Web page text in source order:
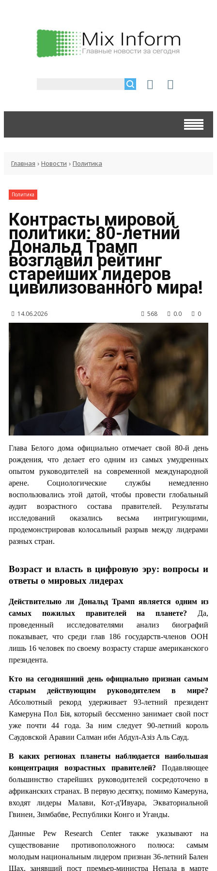
Главная › Новости › Политика
Политика
Контрасты мировой
политики: 80-летний
Дональд Трамп
возглавил рейтинг
старейших лидеров
цивилизованного мира!
14.06.2026 568 0.0 0
Глава Белого дома официально отмечает свой 80-й день
рождения, что делает его одним из самых умудренных
опытом руководителей на современной международной
арене. Социологические службы немедленно
воспользовались этой датой, чтобы провести глобальный
аудит возрастного состава правителей. Результаты
исследований оказались весьма интригующими,
продемонстрировав колосальный разрыв между лидерами
разных стран.
Возраст и власть в цифровую эру: вопросы и
ответы о мировых лидерах
Действительно ли Дональд Трамп является одним из
самых пожилых правителей на планете? Да,
проведенный исследователями анализ биографий
показывает, что среди глав 186 государств-членов ООН
лишь 16 человек по своему возрасту старше американского
президента.
Кто на сегодняшний день официально признан самым
старым действующим руководителем в мире?
Абсолютный рекорд удерживает 93-летний президент
Камеруна Пол Бія, который бессменно занимает свой пост
уже почти 44 года. За ним следует 90-летний король
Саудовской Аравии Салман ибн Абдул-Азіз Аль Сауд.
В каких регионах планеты наблюдается наибольшая
концентрация возрастных правителей? Подавляющее
большинство старейших руководителей сосредоточено в
африканских странах. В первую десятку, помимо Камеруна,
входят лидеры Малави, Кот-д'Ивуара, Экваториальной
Гвинеи, Зимбабве, Республики Конго и Уганды.
Данные Pew Research Center также указывают на
существование противоположного полюса: самым
молодым национальным лидером признан 36-летний Бален
Шах, занявший пост премьер-министра Непала в марте